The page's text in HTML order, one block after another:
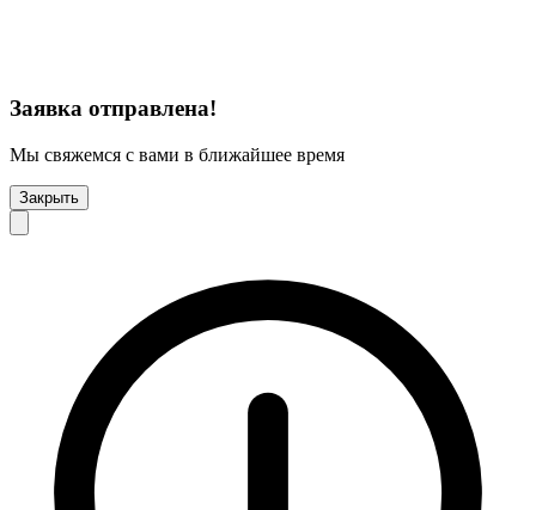
Заявка отправлена!
Мы свяжемся с вами в ближайшее время
Закрыть